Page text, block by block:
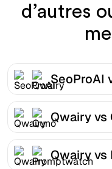
d’autres
SeoProAI
Qwairy vs
Qwairy vs